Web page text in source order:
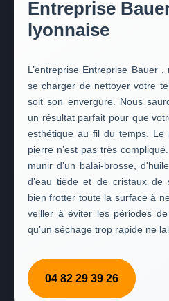
Entreprise
lyonnaise
L’entreprise Entreprise Bauer
se charger de nettoyer votre
soit son envergure. Nous
un résultat parfait pour que
esthétique au fil du temps. Le
pierre n’est pas très
munir d’un balai-brosse,
d’eau tiède et de cristaux de
bien frotter toute la surface à
veiller à éviter les périodes
qu’un séchage trop rapide ne
04 82 29 39 26